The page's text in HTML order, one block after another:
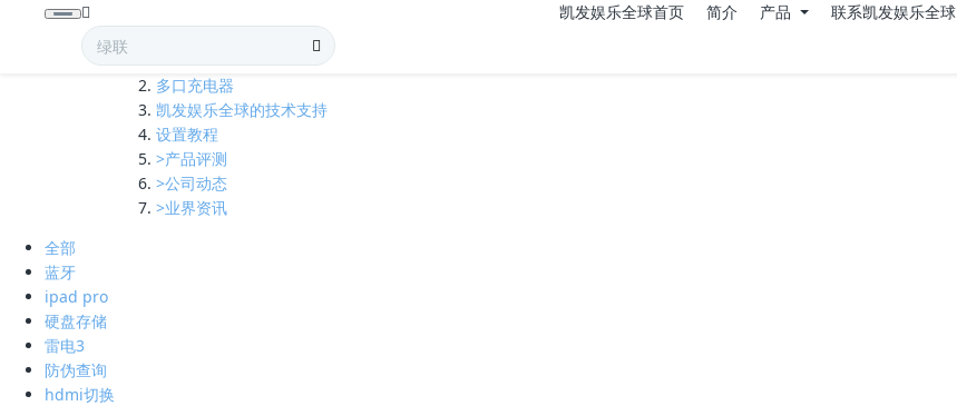
凯发娱乐全球首页 简介 产品 联系凯发娱乐全球
全部
多口充电器
凯发娱乐全球的技术支持
设置教程
>产品评测
>公司动态
>业界资讯
全部
蓝牙
ipad pro
硬盘存储
雷电3
防伪查询
hdmi切换